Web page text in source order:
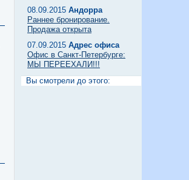
08.09.2015 Андорра
Раннее бронирование.
Продажа открыта
07.09.2015 Адрес офиса
Офис в Санкт-Петербурге:
МЫ ПЕРЕЕХАЛИ!!!
Вы смотрели до этого: